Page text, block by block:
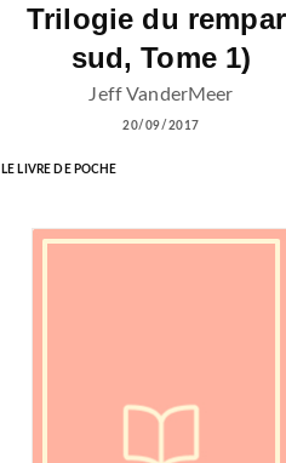
Trilogie du
sud, Tome 1)
Jeff VanderMeer
20/09/2017
LE LIVRE DE POCHE